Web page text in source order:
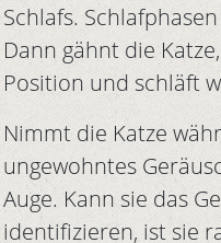
Schlafs.
Dann gähnt die
Position und schläft
Nimmt die Katze
ungewohntes
Auge. Kann sie das
identifizieren, ist sie